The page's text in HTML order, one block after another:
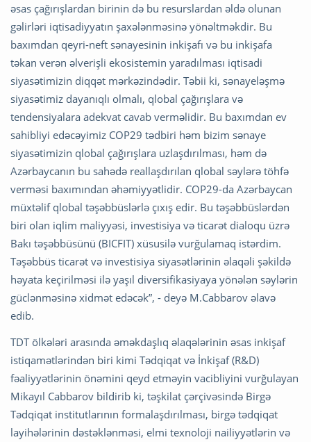
əsas çağırışlardan birinin də bu resurslardan əldə olunan
gəlirləri iqtisadiyyatın şaxələnməsinə yönəltməkdir. Bu
baxımdan qeyri-neft sənayesinin inkişafı və bu inkişafa
təkan verən əlverişli ekosistemin yaradılması iqtisadi
siyasətimizin diqqət mərkəzindədir. Təbii ki, sənayeləşmə
siyasətimiz dayanıqlı olmalı, qlobal çağırışlara və
tendensiyalara adekvat cavab verməlidir. Bu baxımdan ev
sahibliyi edəcəyimiz COP29 tədbiri həm bizim sənaye
siyasətimizin qlobal çağırışlara uzlaşdırılması, həm də
Azərbaycanın bu sahədə reallaşdırılan qlobal səylərə töhfə
verməsi baxımından əhəmiyyətlidir. COP29-da Azərbaycan
müxtəlif qlobal təşəbbüslərlə çıxış edir. Bu təşəbbüslərdən
biri olan iqlim maliyyəsi, investisiya və ticarət dialoqu üzrə
Bakı təşəbbüsünü (BICFIT) xüsusilə vurğulamaq istərdim.
Təşəbbüs ticarət və investisiya siyasətlərinin əlaqəli şəkildə
həyata keçirilməsi ilə yaşıl diversifikasiyaya yönələn səylərin
güclənməsinə xidmət edəcək”, - deyə M.Cabbarov əlavə
edib.
TDT ölkələri arasında əməkdaşlıq əlaqələrinin əsas inkişaf
istiqamətlərindən biri kimi Tədqiqat və İnkişaf (R&D)
fəaliyyətlərinin önəmini qeyd etməyin vacibliyini vurğulayan
Mikayıl Cabbarov bildirib ki, təşkilat çərçivəsində Birgə
Tədqiqat institutlarının formalaşdırılması, birgə tədqiqat
layihələrinin dəstəklənməsi, elmi texnoloji nailiyyətlərin və